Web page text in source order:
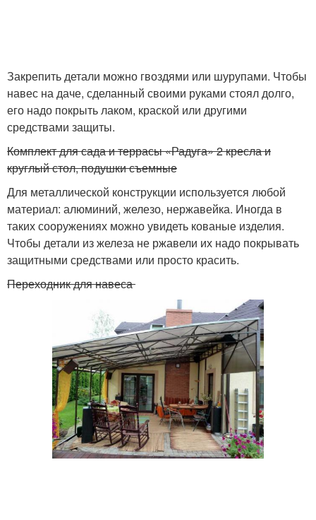
Закрепить детали можно гвоздями или шурупами. Чтобы
навес на даче, сделанный своими руками стоял долго,
его надо покрыть лаком, краской или другими
средствами защиты.
Комплект для сада и террасы «Радуга» 2 кресла и
круглый стол, подушки съемные
Для металлической конструкции используется любой
материал: алюминий, железо, нержавейка. Иногда в
таких сооружениях можно увидеть кованые изделия.
Чтобы детали из железа не ржавели их надо покрывать
защитными средствами или просто красить.
Переходник для навеса